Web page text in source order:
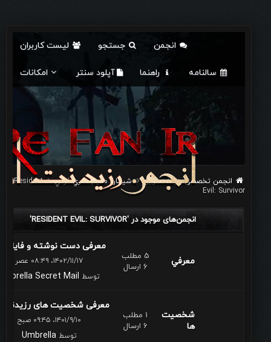
انجمن جستجو لیست کاربران
سالنامه راهنما آپلود سنتر امکانات
انجمن تخصصی رزیدنت اویل شيطان مقيم: سري فرعي
Resident
Evil: Survivor
انجمن‌های موجود در 'RESIDENT EVIL: SURVIVOR'
معرفي
5 مطلب
6 ارسال
معرفی دست نوشته و
۱۴۰۲/۱۱/۱۷، ۰۸:۴۹ عصر
توسط Secret Mail
شخصيت
ها
1 مطلب
6 ارسال
معرفی شخصیت های رزیدنت
۱۴۰۱/۹/۱۰، ۰۹:۴۵ صبح
توسطUmbrella